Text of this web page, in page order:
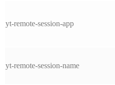
yt-remote-session-app
yt-remote-session-name